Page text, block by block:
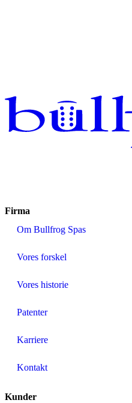
Firma
Om Bullfrog Spas
Vores forskel
Vores historie
Patenter
Karriere
Kontakt
Kunder